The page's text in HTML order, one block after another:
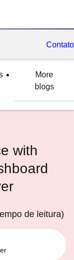
Contato
More
blogs
with
de leitura)